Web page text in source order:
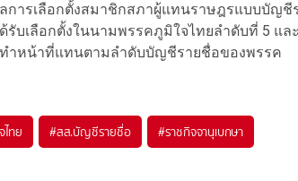
การเลือกตั้งสมาชิกสภาผู้แทนราษฎรแบบบัญชี
บเลือกตั้งในนามพรรคภูมิใจไทยลำดับที่ 5 แล
ำหน้าที่แทนตามลำดับบัญชีรายชื่อของพรรค
ทย #สส.บัญชีรายชื่อ #ราชกิจจานุเบกษา